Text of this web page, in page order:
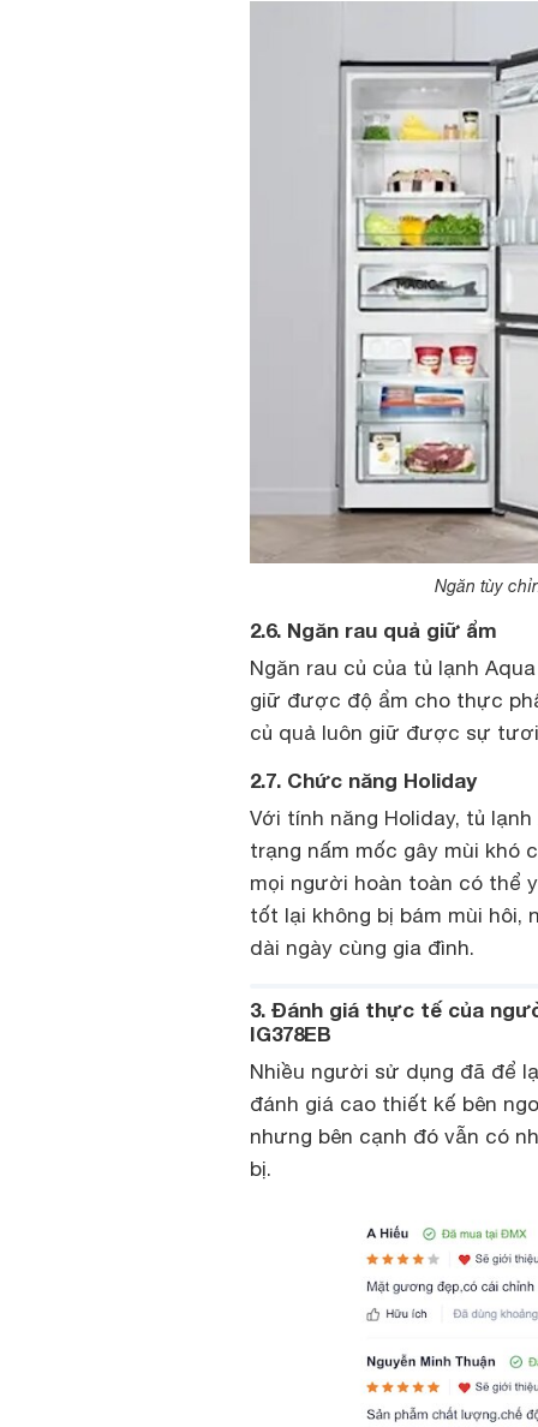
Ngăn tùy
2.6. Ngăn rau quả giữ ẩm
Ngăn rau củ của tủ lạnh
giữ được độ ẩm cho thực
củ quả luôn giữ được sự
2.7. Chức năng Holiday
Với tính năng Holiday, tủ
trạng nấm mốc gây mùi khó
mọi người hoàn toàn có thể
tốt lại không bị bám mùi hôi,
dài ngày cùng gia đình.
3. Đánh giá thực tế của
IG378EB
Nhiều người sử dụng đã để
đánh giá cao thiết kế bên
nhưng bên cạnh đó vẫn có
bị.